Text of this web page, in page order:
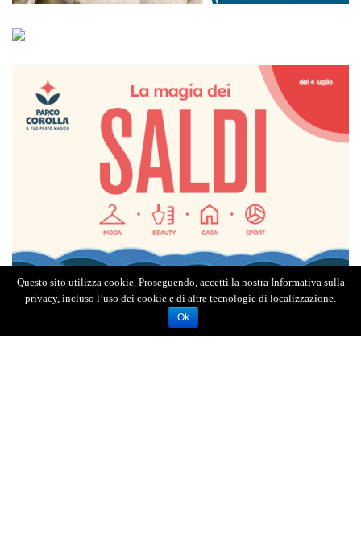
Questo sito utilizza cookie. Proseguendo, accetti la nostra Informativa sulla
privacy, incluso l’uso dei cookie e di altre tecnologie di localizzazione.
Ok